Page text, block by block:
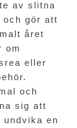
av slitna
gör att
året
om
eller
och
sig att
en